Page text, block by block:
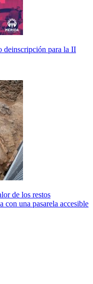
deinscripción para la II
de los restos
con una pasarela accesible